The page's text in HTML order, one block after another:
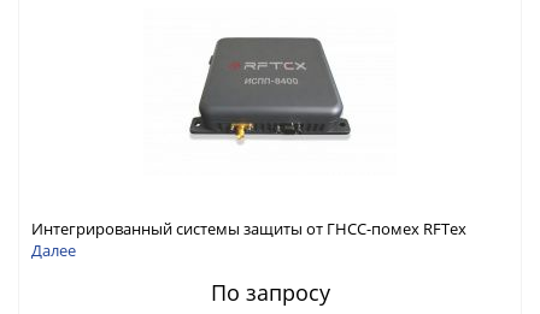
Интегрированный системы защиты от ГНСС-помех RFТех
ИСПП 8400
Далее
По запросу